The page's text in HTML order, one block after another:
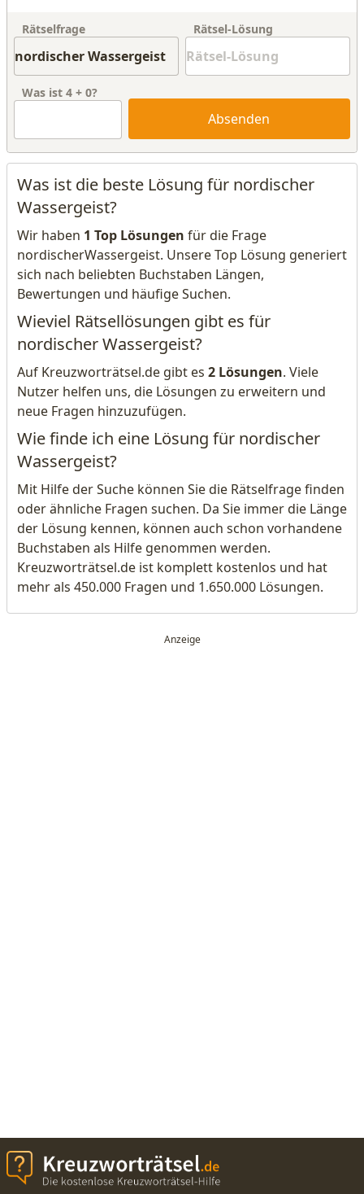
Rätselfrage Rätsel-Lösung
Was ist 4 + 0?
Absenden
Was ist die beste Lösung für nordischer
Wassergeist?
Wir haben 1 Top Lösungen für die Frage
nordischerWassergeist. Unsere Top Lösung generiert
sich nach beliebten Buchstaben Längen,
Bewertungen und häufige Suchen.
Wieviel Rätsellösungen gibt es für
nordischer Wassergeist?
Auf Kreuzworträtsel.de gibt es 2 Lösungen. Viele
Nutzer helfen uns, die Lösungen zu erweitern und
neue Fragen hinzuzufügen.
Wie finde ich eine Lösung für nordischer
Wassergeist?
Mit Hilfe der Suche können Sie die Rätselfrage finden
oder ähnliche Fragen suchen. Da Sie immer die Länge
der Lösung kennen, können auch schon vorhandene
Buchstaben als Hilfe genommen werden.
Kreuzworträtsel.de ist komplett kostenlos und hat
mehr als 450.000 Fragen und 1.650.000 Lösungen.